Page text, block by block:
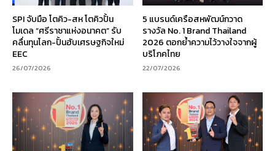
SPI จับมือ โตคิว-สห โตคิวปั้น
โมเดล “ศรีราชาแห่งอนาคต” รับ
คลื่นทุนโลก-ปั้นฮับเศรษฐกิจใหม่
EEC
26/07/2026
5 แบรนด์เครือสหพัฒน์กวาด
รางวัล No. 1 Brand Thailand
2026 ตอกย้ำความไว้วางใจจากผู้
บริโภคไทย
22/07/2026